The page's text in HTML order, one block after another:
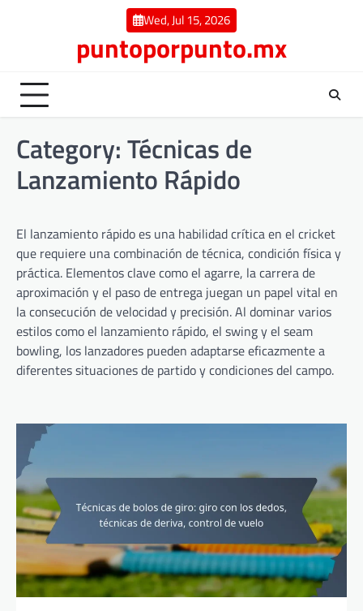
Wed, Jul 15, 2026
puntoporpunto.mx
Category:Técnicas de
Lanzamiento Rápido
El lanzamiento rápido es una habilidad crítica en el cricket
que requiere una combinación de técnica, condición física y
práctica. Elementos clave como el agarre, la carrera de
aproximación y el paso de entrega juegan un papel vital en
la consecución de velocidad y precisión. Al dominar varios
estilos como el lanzamiento rápido, el swing y el seam
bowling, los lanzadores pueden adaptarse eficazmente a
diferentes situaciones de partido y condiciones del campo.